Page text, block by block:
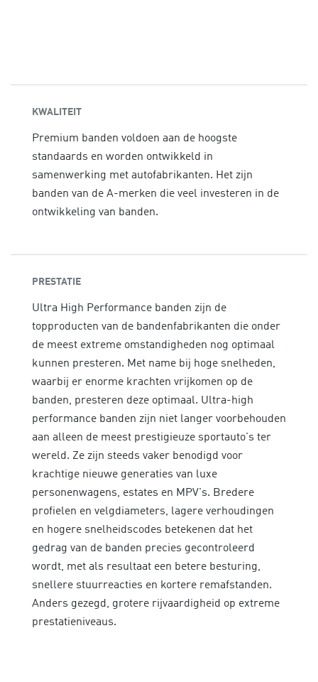
KWALITEIT
Premium banden voldoen aan de hoogste
standaards en worden ontwikkeld in
samenwerking met autofabrikanten. Het zijn
banden van de A-merken die veel investeren in de
ontwikkeling van banden.
PRESTATIE
Ultra High Performance banden zijn de
topproducten van de bandenfabrikanten die onder
de meest extreme omstandigheden nog optimaal
kunnen presteren. Met name bij hoge snelheden,
waarbij er enorme krachten vrijkomen op de
banden, presteren deze optimaal. Ultra-high
performance banden zijn niet langer voorbehouden
aan alleen de meest prestigieuze sportauto's ter
wereld. Ze zijn steeds vaker benodigd voor
krachtige nieuwe generaties van luxe
personenwagens, estates en MPV's. Bredere
profielen en velgdiameters, lagere verhoudingen
en hogere snelheidscodes betekenen dat het
gedrag van de banden precies gecontroleerd
wordt, met als resultaat een betere besturing,
snellere stuurreacties en kortere remafstanden.
Anders gezegd, grotere rijvaardigheid op extreme
prestatieniveaus.